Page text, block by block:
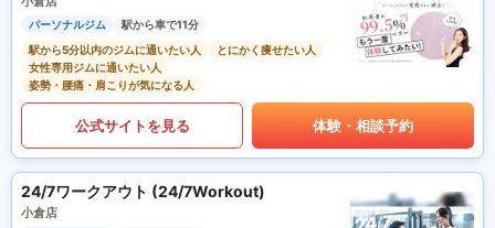
パーソナルジム
駅から車で11分
駅から5分以内のジムに通いたい人
とにかく痩せたい人
女性専用ジムに通いたい人
姿勢・腰痛・肩こりが気になる人
公式サイトを見る 体験・相談予約
24/7ワークアウト (24/7Workout)
小倉店